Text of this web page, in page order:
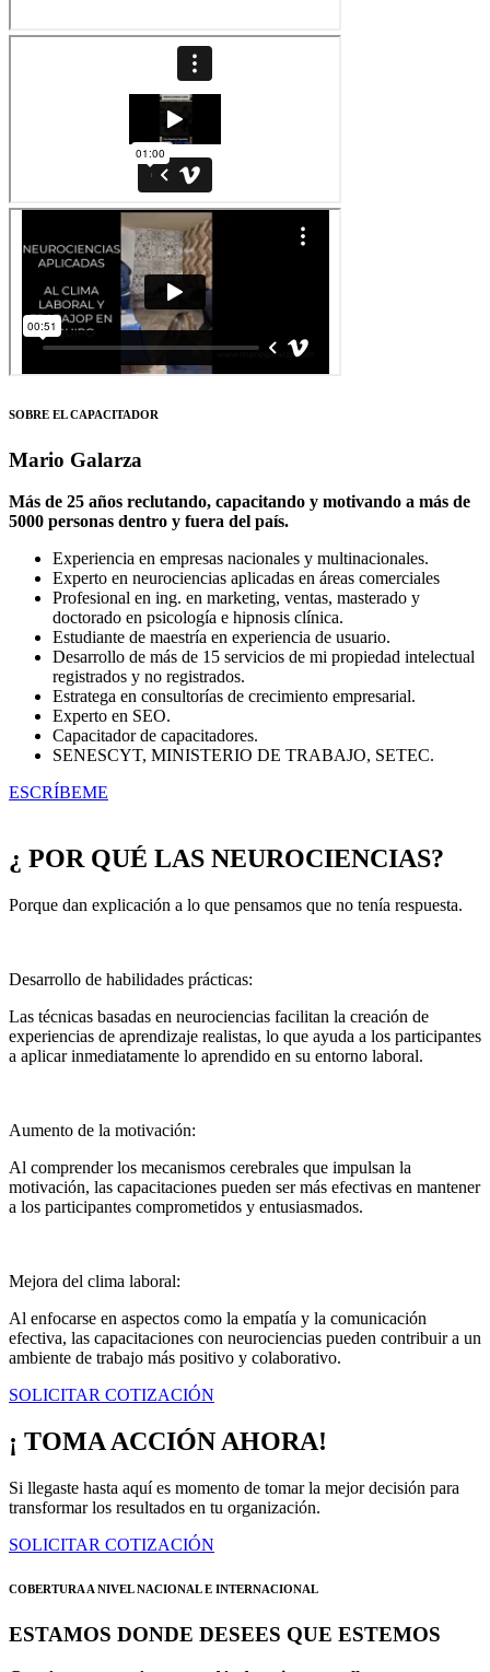
SOBRE EL CAPACITADOR
Mario Galarza
Más de 25 años reclutando, capacitando y motivando a más de
5000 personas dentro y fuera del país.
Experiencia en empresas nacionales y multinacionales.
Experto en neurociencias aplicadas en áreas comerciales
Profesional en ing. en marketing, ventas, masterado y
doctorado en psicología e hipnosis clínica.
Estudiante de maestría en experiencia de usuario.
Desarrollo de más de 15 servicios de mi propiedad intelectual
registrados y no registrados.
Estratega en consultorías de crecimiento empresarial.
Experto en SEO.
Capacitador de capacitadores.
SENESCYT, MINISTERIO DE TRABAJO, SETEC.
ESCRÍBEME
¿ POR QUÉ LAS NEUROCIENCIAS?
Porque dan explicación a lo que pensamos que no tenía respuesta.
Desarrollo de habilidades prácticas:
Las técnicas basadas en neurociencias facilitan la creación de
experiencias de aprendizaje realistas, lo que ayuda a los participantes
a aplicar inmediatamente lo aprendido en su entorno laboral.
Aumento de la motivación:
Al comprender los mecanismos cerebrales que impulsan la
motivación, las capacitaciones pueden ser más efectivas en mantener
a los participantes comprometidos y entusiasmados.
Mejora del clima laboral:
Al enfocarse en aspectos como la empatía y la comunicación
efectiva, las capacitaciones con neurociencias pueden contribuir a un
ambiente de trabajo más positivo y colaborativo.
SOLICITAR COTIZACIÓN
¡ TOMA ACCIÓN AHORA!
Si llegaste hasta aquí es momento de tomar la mejor decisión para
transformar los resultados en tu organización.
SOLICITAR COTIZACIÓN
COBERTURA A NIVEL NACIONAL E INTERNACIONAL
ESTAMOS DONDE DESEES QUE ESTEMOS